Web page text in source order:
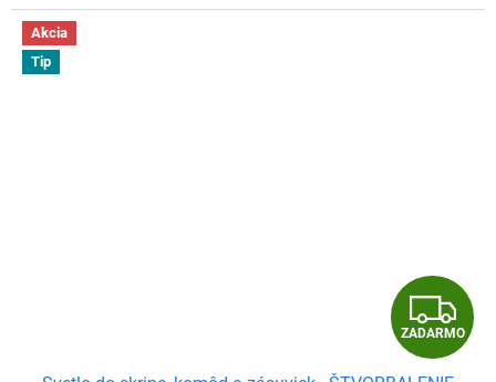
Akcia
Tip
Z
A
ZADARMO